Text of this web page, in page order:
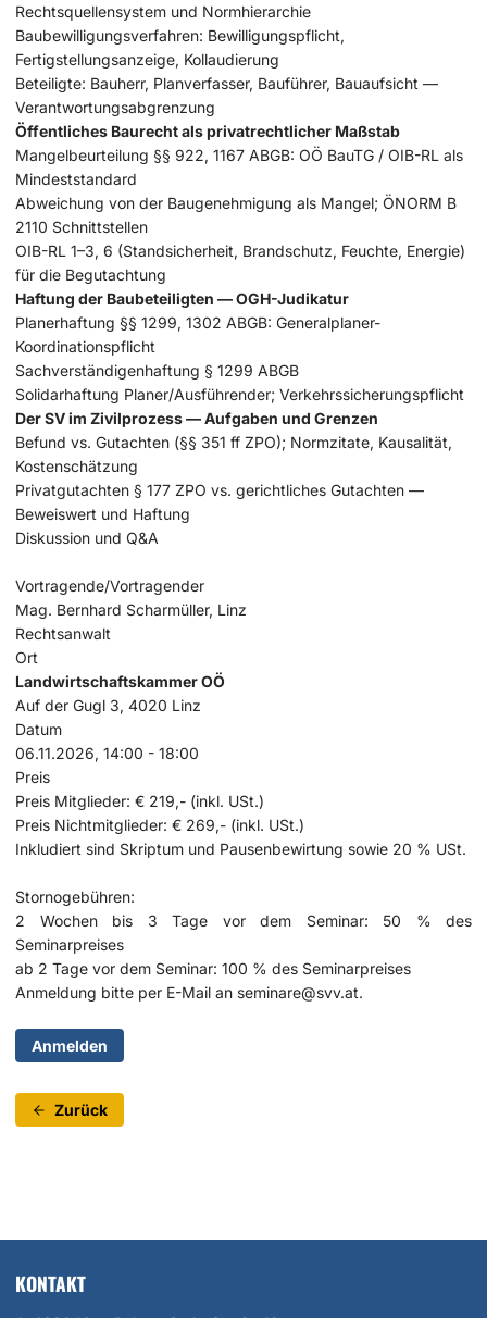
Rechtsquellensystem und Normhierarchie
Baubewilligungsverfahren: Bewilligungspflicht,
Fertigstellungsanzeige, Kollaudierung
Beteiligte: Bauherr, Planverfasser, Bauführer, Bauaufsicht —
Verantwortungsabgrenzung
Öffentliches Baurecht als privatrechtlicher Maßstab
Mangelbeurteilung §§ 922, 1167 ABGB: OÖ BauTG / OIB-RL als
Mindeststandard
Abweichung von der Baugenehmigung als Mangel; ÖNORM B
2110 Schnittstellen
OIB-RL 1–3, 6 (Standsicherheit, Brandschutz, Feuchte, Energie)
für die Begutachtung
Haftung der Baubeteiligten — OGH-Judikatur
Planerhaftung §§ 1299, 1302 ABGB: Generalplaner-
Koordinationspflicht
Sachverständigenhaftung § 1299 ABGB
Solidarhaftung Planer/Ausführender; Verkehrssicherungspflicht
Der SV im Zivilprozess — Aufgaben und Grenzen
Befund vs. Gutachten (§§ 351 ff ZPO); Normzitate, Kausalität,
Kostenschätzung
Privatgutachten § 177 ZPO vs. gerichtliches Gutachten —
Beweiswert und Haftung
Diskussion und Q&A
Vortragende/Vortragender
Mag. Bernhard Scharmüller, Linz
Rechtsanwalt
Ort
Landwirtschaftskammer OÖ
Auf der Gugl 3, 4020 Linz
Datum
06.11.2026, 14:00 - 18:00
Preis
Preis Mitglieder: € 219,- (inkl. USt.)
Preis Nichtmitglieder: € 269,- (inkl. USt.)
Inkludiert sind Skriptum und Pausenbewirtung sowie 20 % USt.
Stornogebühren:
2 Wochen bis 3 Tage vor dem Seminar: 50 % des
Seminarpreises
ab 2 Tage vor dem Seminar: 100 % des Seminarpreises
Anmeldung bitte per E-Mail an seminare@svv.at.
Anmelden
Zurück
KONTAKT